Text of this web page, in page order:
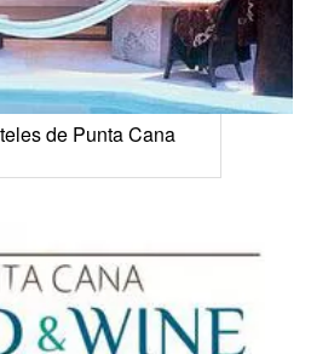
de Punta Cana